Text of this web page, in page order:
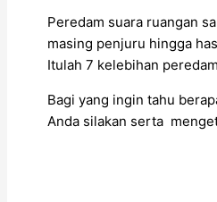
Peredam suara ruangan
masing penjuru hingga
Itulah 7 kelebihan
Bagi yang ingin tahu
Anda silakan serta